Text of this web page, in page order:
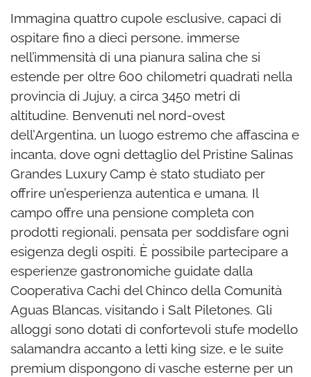
Immagina quattro cupole esclusive, capaci di
ospitare fino a dieci persone, immerse
nell’immensità di una pianura salina che si
estende per oltre 600 chilometri quadrati nella
provincia di Jujuy, a circa 3450 metri di
altitudine. Benvenuti nel nord-ovest
dell’Argentina, un luogo estremo che affascina e
incanta, dove ogni dettaglio del Pristine Salinas
Grandes Luxury Camp è stato studiato per
offrire un’esperienza autentica e umana. Il
campo offre una pensione completa con
prodotti regionali, pensata per soddisfare ogni
esigenza degli ospiti. È possibile partecipare a
esperienze gastronomiche guidate dalla
Cooperativa Cachi del Chinco della Comunità
Aguas Blancas, visitando i Salt Piletones. Gli
alloggi sono dotati di confortevoli stufe modello
salamandra accanto a letti king size, e le suite
premium dispongono di vasche esterne per un